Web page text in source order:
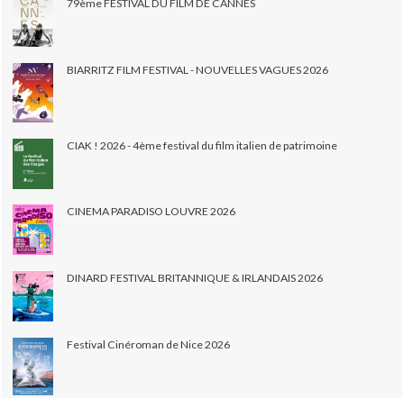
79ème FESTIVAL DU FILM DE CANNES
BIARRITZ FILM FESTIVAL - NOUVELLES VAGUES 2026
CIAK ! 2026 - 4ème festival du film italien de patrimoine
CINEMA PARADISO LOUVRE 2026
DINARD FESTIVAL BRITANNIQUE & IRLANDAIS 2026
Festival Cinéroman de Nice 2026